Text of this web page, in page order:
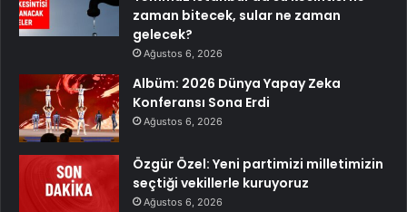
zaman bitecek, sular ne zaman
gelecek?
Ağustos 6, 2026
Albüm: 2026 Dünya Yapay Zeka
Konferansı Sona Erdi
Ağustos 6, 2026
Özgür Özel: Yeni partimizi milletimizin
seçtiği vekillerle kuruyoruz
Ağustos 6, 2026